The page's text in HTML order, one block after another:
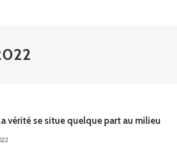
vérité se situe quelque part au milieu